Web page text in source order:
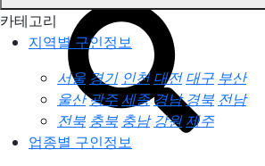
카테고리
지역별 구인정보
서울 경기 인천 대전 대구 부산
울산광주세종경남경북 전남
전북 충북 충남 강원제주
업종별 구인정보